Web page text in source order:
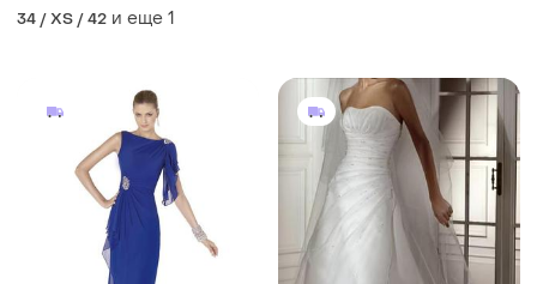
34 / XS / 42 и еще 1